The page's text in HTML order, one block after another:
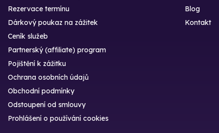
Rezervace termínu
Dárkový poukaz na zážitek
Blog
Kontakt
Ceník služeb
Partnerský (affiliate) program
Pojištění k zážitku
Ochrana osobních údajů
Obchodní podmínky
Odstoupení od smlouvy
Prohlášení o používání cookies